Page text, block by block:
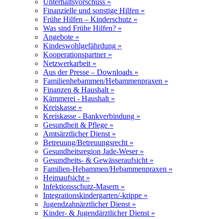
Unterhaltsvorschuss »
Finanzielle und sonstige Hilfen »
Frühe Hilfen – Kinderschutz »
Was sind Frühe Hilfen? »
Angebote »
Kindeswohlgefährdung »
Kooperationspartner »
Netzwerkarbeit »
Aus der Presse – Downloads »
Familienhebammen/Hebammenpraxen »
Finanzen & Haushalt »
Kämmerei - Haushalt »
Kreiskasse »
Kreiskasse - Bankverbindung »
Gesundheit & Pflege »
Amtsärztlicher Dienst »
Betreuung/Betreuungsrecht »
Gesundheitsregion Jade-Weser »
Gesundheits- & Gewässeraufsicht »
Familien-Hebammen/Hebammenpraxen »
Heimaufsicht »
Infektionsschutz-Masern »
Integrationskindergarten/-krippe »
Jugendzahnärztlicher Dienst »
Kinder- & Jugendärztlicher Dienst »